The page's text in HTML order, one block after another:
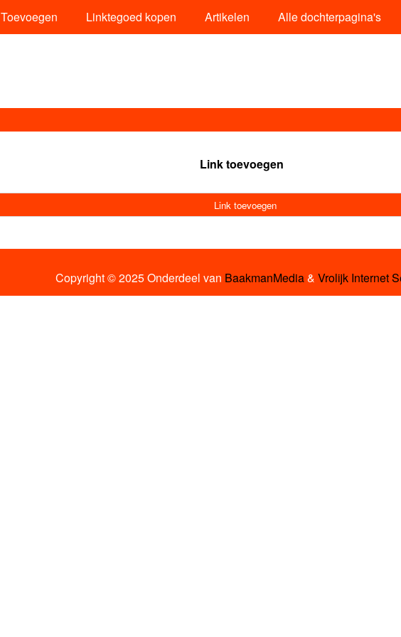
Toevoegen Linktegoed kopen Artikelen Alle dochterpagina's
Link toevoegen
Link toevoegen
Copyright © 2025 Onderdeel van BaakmanMedia& Vrolijk Internet